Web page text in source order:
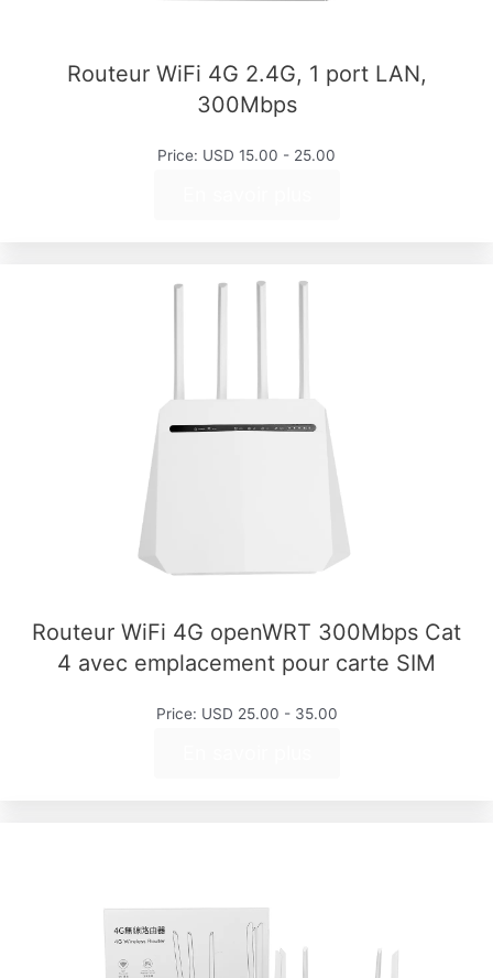
Routeur WiFi 4G 2.4G, 1 port LAN,
300Mbps
Price: USD 15.00 - 25.00
Routeur WiFi 4G openWRT 300Mbps Cat
4 avec emplacement pour carte SIM
Price: USD 25.00 - 35.00